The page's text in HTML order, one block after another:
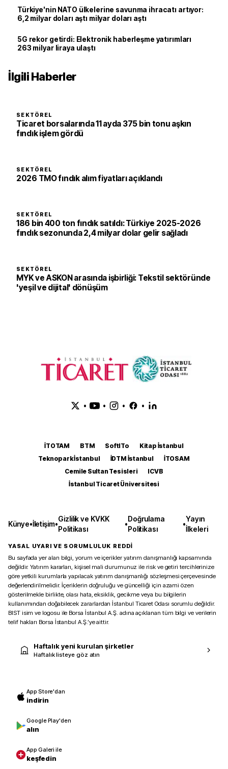
Türkiye'nin NATO ülkelerine savunma ihracatı artıyor:
6,2 milyar doları aştı milyar doları aştı
5G rekor getirdi: Elektronik haberleşme yatırımları
263 milyar liraya ulaştı
İlgili Haberler
SEKTÖREL
Ticaret borsalarında 11 ayda 375 bin tonu aşkın
fındık işlem gördü
SEKTÖREL
2026 TMO fındık alım fiyatları açıklandı
SEKTÖREL
186 bin 400 ton fındık satıldı: Türkiye 2025-2026
fındık sezonunda 2,4 milyar dolar gelir sağladı
SEKTÖREL
MYK ve ASKON arasında işbirliği: Tekstil sektöründe
'yeşil ve dijital' dönüşüm
• • • •
İTOTAM BTM SoftITo
Kitap İstanbul
Teknopark İstanbul
İDTM İstanbul
İTOSAM
Cemile Sultan Tesisleri
ICVB
İstanbul Ticaret Üniversitesi
Künye•İletişim•
Gizlilik ve KVKK
Politikası
•
Doğrulama
Politikası
•
Yayın
İlkeleri
YASAL UYARI VE SORUMLULUK REDDİ
Bu sayfada yer alan bilgi, yorum ve içerikler yatırım danışmanlığı kapsamında
değildir. Yatırım kararları, kişisel mali durumunuz ile risk ve getiri tercihlerinize
göre yetkili kurumlarla yapılacak yatırım danışmanlığı sözleşmesi çerçevesinde
değerlendirilmelidir. İçeriklerin doğruluğu ve güncelliği için azami özen
gösterilmekle birlikte, olası hata, eksiklik, gecikme veya bu bilgilerin
kullanımından doğabilecek zararlardan İstanbul Ticaret Odası sorumlu değildir.
BIST isim ve logosu ile Borsa İstanbul A.Ş. adına açıklanan tüm bilgi ve verilerin
telif hakları Borsa İstanbul A.Ş.’ye aittir.
Haftalık yeni kurulan şirketler
Haftalık listeye göz atın
App Store'dan
indirin
Google Play'den
alın
App Galeri ile
keşfedin